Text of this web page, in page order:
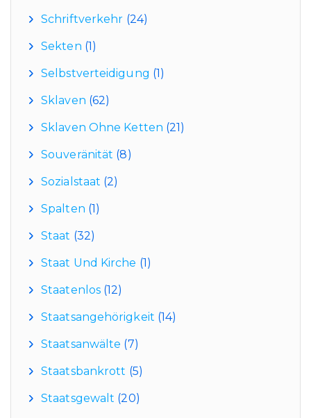
Schriftverkehr (24)
Sekten (1)
Selbstverteidigung (1)
Sklaven (62)
Sklaven Ohne Ketten (21)
Souveränität (8)
Sozialstaat (2)
Spalten (1)
Staat (32)
Staat Und Kirche (1)
Staatenlos (12)
Staatsangehörigkeit (14)
Staatsanwälte (7)
Staatsbankrott (5)
Staatsgewalt (20)